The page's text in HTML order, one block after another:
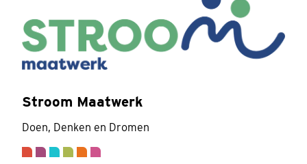
Stroom Maatwerk
Doen, Denken en Dromen